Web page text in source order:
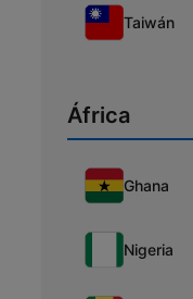
Taiwán
África
Ghana
Nigeria